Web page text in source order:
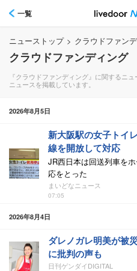
一覧
ニューストップ > クラウドファン
クラウドファンディング
『クラウドファンディング』に関するニ
ニュースを掲載しています。
2026年8月5日
新大阪駅の女子トイ
線を開放して対応
JR西日本は回送列車を
応をとった
まいどなニュース
07:05
2026年8月4日
ダレノガレ明美が被
に批判の声も
日刊ゲンダイDIGITAL